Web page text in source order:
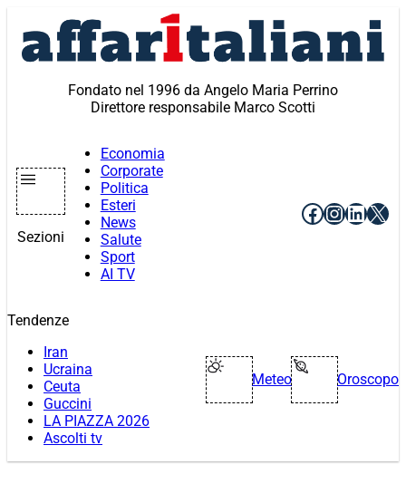
contenuto
Fondato nel 1996 da Angelo Maria Perrino
Direttore responsabile Marco Scotti
Sezioni
Economia
Corporate
Politica
Esteri
News
Salute
Sport
AI TV
Facebook
X
Tendenze
Iran
Ucraina
Ceuta
Guccini
LA PIAZZA 2026
Ascolti tv
Meteo Oroscopo